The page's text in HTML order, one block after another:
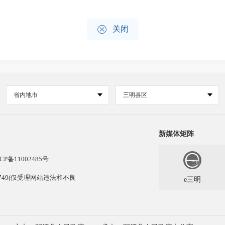
 关闭
省内地市 三明县区
备11002485号
仅受理网站违法和不良
新媒体矩阵
e三明